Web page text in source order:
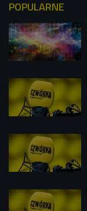
POPULARNE